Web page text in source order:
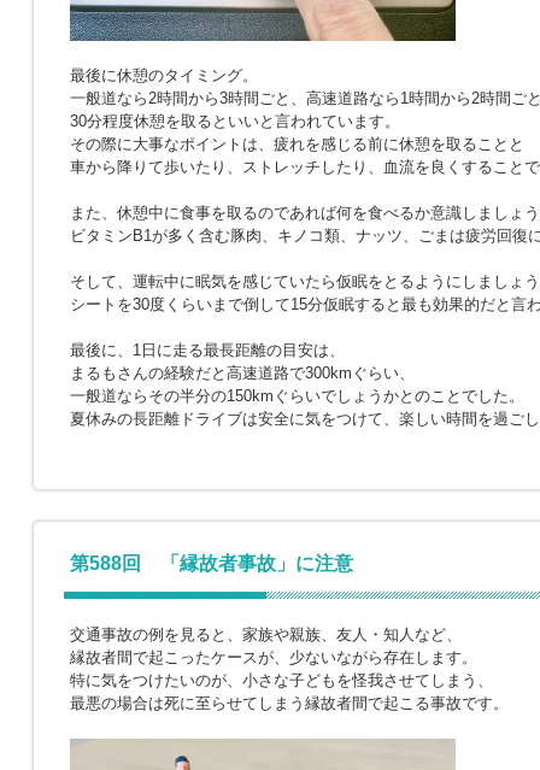
最後に休憩のタイミング。
一般道なら2時間から3時間ごと、高速道路なら1時間から2時間ご
30分程度休憩を取るといいと言われています。
その際に大事なポイントは、疲れを感じる前に休憩を取ることと
車から降りて歩いたり、ストレッチしたり、血流を良くすること
また、休憩中に食事を取るのであれば何を食べるか意識しましょ
ビタミンB1が多く含む豚肉、キノコ類、ナッツ、ごまは疲労回復
そして、運転中に眠気を感じていたら仮眠をとるようにしましょ
シートを30度くらいまで倒して15分仮眠すると最も効果的だと言
最後に、1日に走る最長距離の目安は、
まるもさんの経験だと高速道路で300kmぐらい、
一般道ならその半分の150kmぐらいでしょうかとのことでした。
夏休みの長距離ドライブは安全に気をつけて、楽しい時間を過ご
第588回 「縁故者事故」に注意
交通事故の例を見ると、家族や親族、友人・知人など、
縁故者間で起こったケースが、少ないながら存在します。
特に気をつけたいのが、小さな子どもを怪我させてしまう、
最悪の場合は死に至らせてしまう縁故者間で起こる事故です。